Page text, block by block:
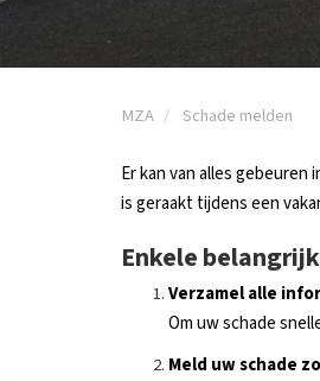
MZA Schade melden
Er kan van alles
is geraakt tijdens een
Enkele
Verzamel alle
Om uw schade
Meld uw schade